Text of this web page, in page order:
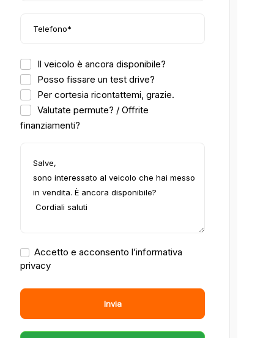
Il veicolo è ancora disponibile?
Posso fissare un test drive?
Per cortesia ricontattemi, grazie.
Valutate permute? / Offrite
finanziamenti?
Accetto e acconsento l’informativa
privacy
Invia